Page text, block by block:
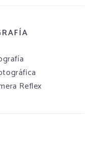
Reflex